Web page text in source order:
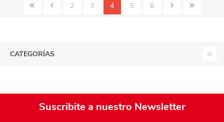
2 3 4 5 6
CATEGORÍAS
Suscribite a nuestro Newsletter